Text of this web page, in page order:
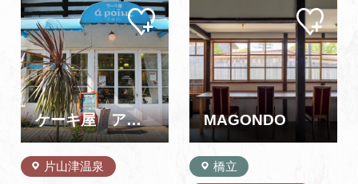
の洋風建築で、大聖寺の城
下町を彩る緑に囲まれた洋
館です。工房では制作見学
（要予約）やアクセサリー
を作る体験教室を開いてい
ます。 また、ショップでは
オリジナ…
餅菓子は、気のおけないお
客様へのお茶請けに、日々
のおやつにと古くから地元
の人たちに愛され親しまれ
てきました。きどらない素
朴な店構えながら「常に変
わらぬ味…
ケーキ屋 ア・ポワン
片山津温泉
マイ
ペー
追加
MAGONDO
橋立
マイ
ペー
ジに
追加